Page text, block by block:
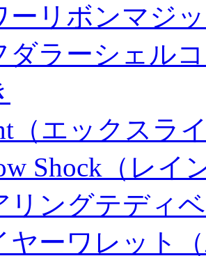
ーリボンマジ
ダラーシェル
（エックスラ
Shock（レイ
リングテディ
ヤーワレット